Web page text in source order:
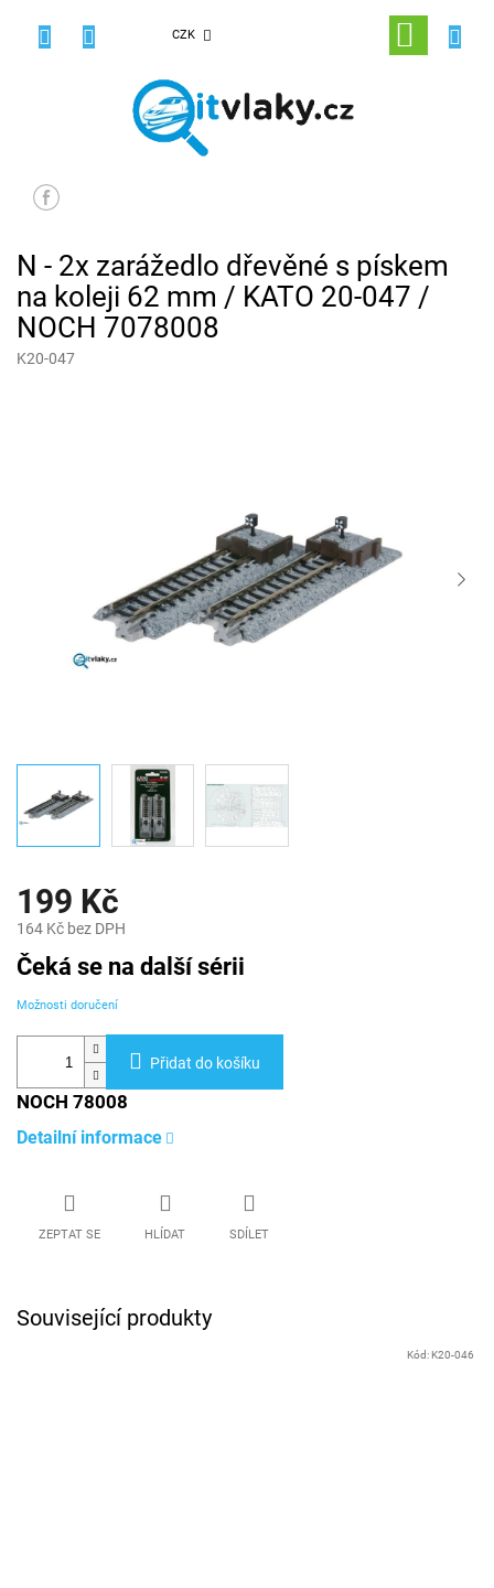
CZK
NÁKUPNÍ
KOŠÍK
N - 2x zarážedlo dřevěné s pískem
na koleji 62 mm / KATO 20-047 /
NOCH 7078008
K20-047
199 Kč
164 Kč bez DPH
Měrná
cena:
Čeká se na další sérii
Možnosti doručení
Přidat do košíku
NOCH 78008
Detailní informace
ZEPTAT SE HLÍDAT SDÍLET
Související produkty
Kód:K20-046